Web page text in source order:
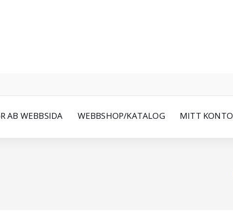
AB WEBBSIDA WEBBSHOP/KATALOG MITT KONTO